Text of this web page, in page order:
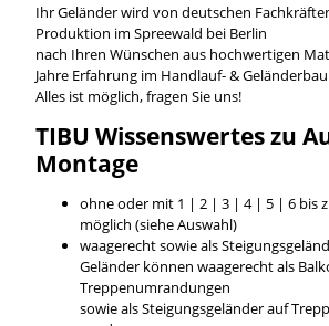
Ihr Geländer wird von deutschen
Produktion im Spreewald bei Berlin
nach Ihren Wünschen aus hochwertigen
Jahre Erfahrung im Handlauf- &
Alles ist möglich, fragen Sie uns!
TIBU Wissenswerteszu
Montage
ohne oder mit 1 | 2 | 3 | 4 | 5 | 6 bis
möglich (siehe Auswahl)
waagerecht sowie als
Geländer können waagerecht als
Treppenumrandungen
sowie als Steigungsgeländer auf